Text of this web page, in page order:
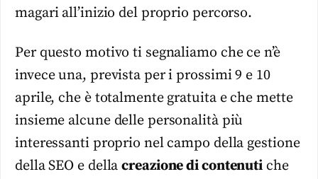
magari all’inizio del proprio percorso.
Per questo motivo ti segnaliamo che ce n’è
invece una, prevista per i prossimi 9 e 10
aprile, che è totalmente gratuita e che mette
insieme alcune delle personalità più
interessanti proprio nel campo della gestione
della SEO e dellacreazione di contenuti che